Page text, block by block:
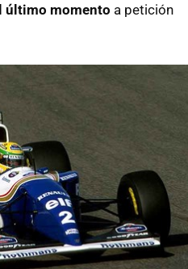
último momento a petición